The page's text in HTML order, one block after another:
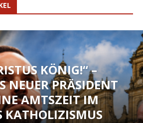
KÖNIG!“ –
NEUER PRÄSIDENT
AMTSZEIT IM
KATHOLIZISMUS